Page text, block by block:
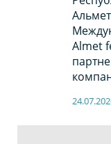
Almet